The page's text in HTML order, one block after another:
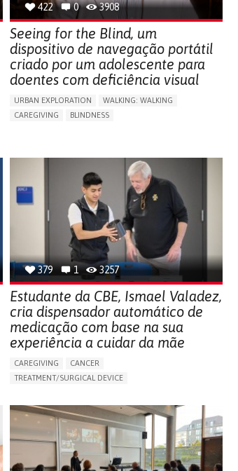
422 0 3908
Seeing for the Blind, um
dispositivo de navegação portátil
criado por um adolescente para
doentes com deficiência visual
URBAN EXPLORATION
WALKING: WALKING
CAREGIVING
BLINDNESS
REGAINING SENSORY FUNCTION
PROMOTING SELF-MANAGEMENT
PREVENTING (VACCINATION, PROTECTION, FALLS,
RESEARCH/MAPPING)
CAREGIVING SUPPORT
OPHTHALMOLOGY
379 1 3257
Estudante da CBE, Ismael Valadez,
cria dispensador automático de
medicação com base na sua
experiência a cuidar da mãe
CAREGIVING
CANCER
TREATMENT/SURGICAL DEVICE
AI ALGORITHM
MANAGE MEDICATION
CAREGIVING SUPPORT
MEDICAL ONCOLOGY
CAREGIVER SUPPORT
UNITED STATES